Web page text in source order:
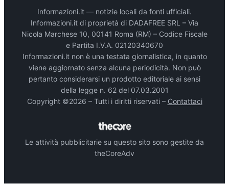
Informazioni.it — notizie locali da fonti ufficiali.
Informazioni.it di proprietà di DADAFREE SRL – Via
Nicola Marchese 10, 00141 Roma (RM) – Codice Fiscale
e Partita I.V.A. 02120340670
Informazioni.it non è una testata giornalistica, in quanto
viene aggiornato senza alcuna periodicità. Non può
pertanto considerarsi un prodotto editoriale ai sensi
della legge n. 62 del 07.03.2001
Copyright ©2026 – Tutti i diritti riservati – Contattaci
Le attività pubblicitarie su questo sito sono gestite da
theCoreAdv